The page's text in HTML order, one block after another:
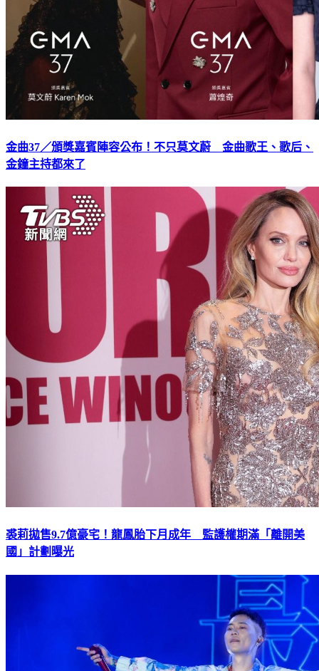
金曲37／頒獎嘉賓陣容公布！不只莫文蔚 金曲歌王、歌后、
裘莉拋售9.7億豪宅！龍鳳胎下月成年 監護權期滿「離開美